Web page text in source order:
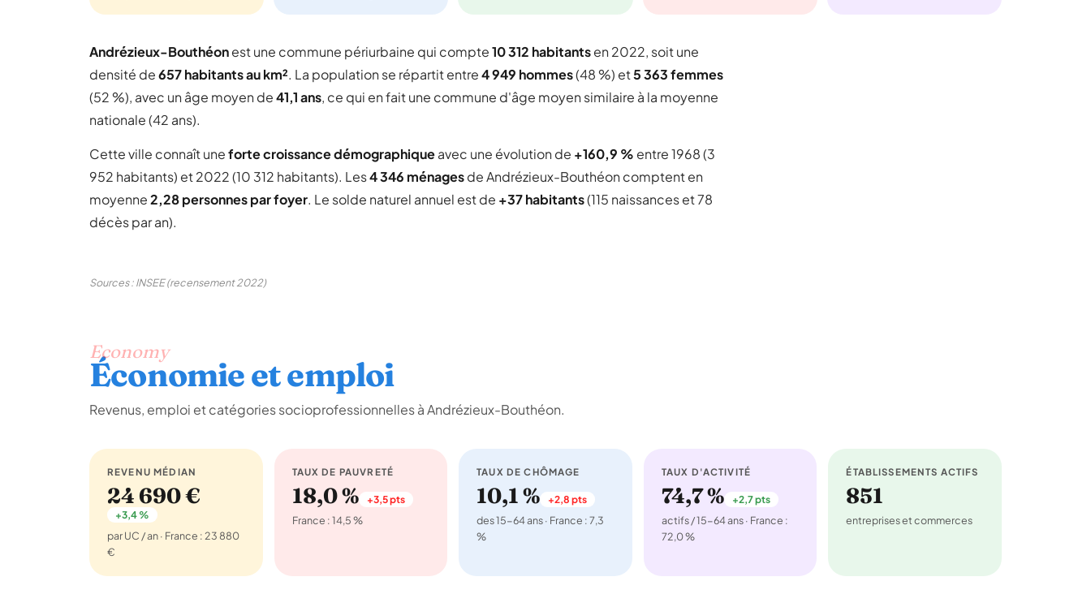
Andrézieux-Bouthéonest une commune périurbaine qui compte10 312 habitantsen 2022, soit une
densité de657 habitants au km². La population se répartit entre4 949 hommes(48 %) et5 363 femmes
(52 %), avec un âge moyen de41,1 ans, ce qui en fait une commune d'âge moyen similaire à la moyenne
nationale (42 ans).
Cette ville connaît uneforte croissance démographiqueavec une évolution de +160,9 % entre 1968 (3
952 habitants) et 2022 (10 312 habitants). Les4 346 ménagesde Andrézieux-Bouthéon comptent en
moyenne2,28 personnes par foyer. Le solde naturel annuel est de +37 habitants(115 naissances et 78
décès par an).
Sources : INSEE (recensement 2022)
Economy
Économie et emploi
Revenus, emploi et catégories socioprofessionnelles à Andrézieux-Bouthéon.
REVENU MÉDIAN
24 690 €
+3,4 %
par UC / an · France : 23 880
€
TAUX DE PAUVRETÉ
18,0 % +3,5 pts
France : 14,5 %
TAUX DE CHÔMAGE
10,1 % +2,8 pts
des 15-64 ans · France : 7,3
%
TAUX D'ACTIVITÉ
74,7 % +2,7 pts
actifs / 15-64 ans · France :
72,0 %
ÉTABLISSEMENTS ACTIFS
851
entreprises et commerces